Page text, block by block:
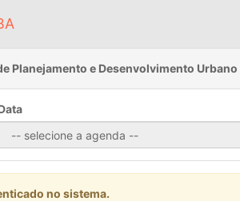
Planejamento e Desenvolvimento Urbano
no sistema.